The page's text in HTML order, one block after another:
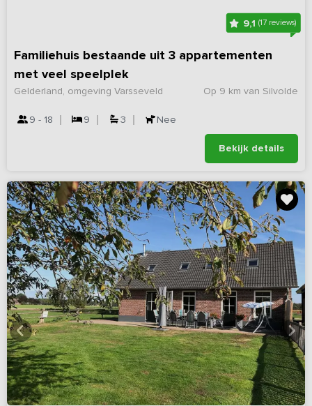
9,1(17 reviews)
Familiehuis bestaande uit 3 appartementen
met veel speelplek
Op 9 km van Silvolde
Gelderland, omgeving Varsseveld
9 - 18 9 3 Nee
Bekijk details